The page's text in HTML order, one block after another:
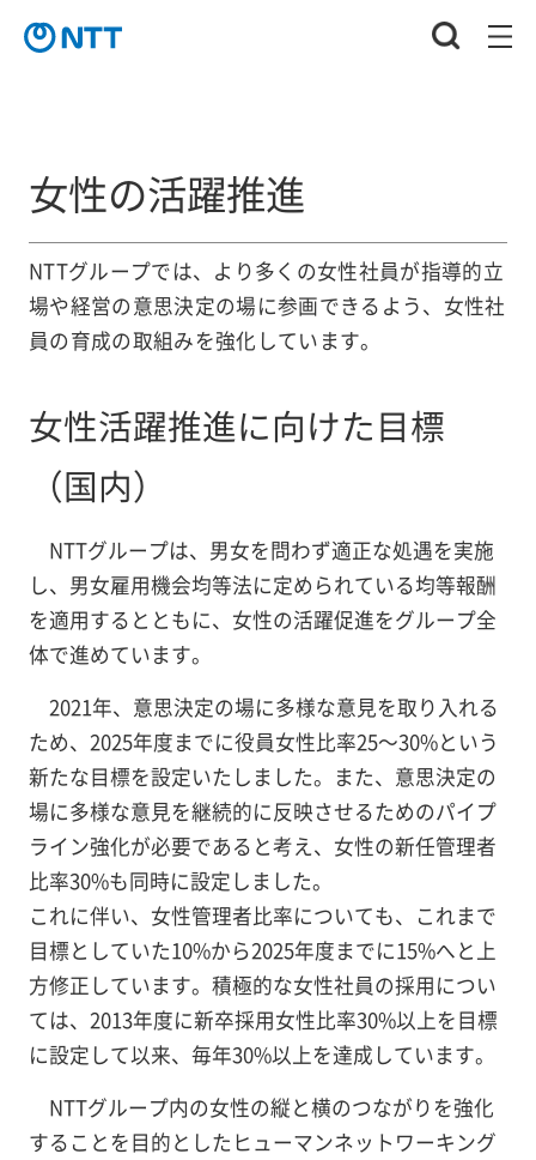
女性の活躍推進
NTTグループでは、より多くの女性社員が指導的立
場や経営の意思決定の場に参画できるよう、女性社
員の育成の取組みを強化しています。
女性活躍推進に向けた目標
（国内）
NTTグループは、男女を問わず適正な処遇を実施
し、男女雇用機会均等法に定められている均等報酬
を適用するとともに、女性の活躍促進をグループ全
体で進めています。
2021年、意思決定の場に多様な意見を取り入れる
ため、2025年度までに役員女性比率25～30%という
新たな目標を設定いたしました。また、意思決定の
場に多様な意見を継続的に反映させるためのパイプ
ライン強化が必要であると考え、女性の新任管理者
比率30%も同時に設定しました。
これに伴い、女性管理者比率についても、これまで
目標としていた10%から2025年度までに15%へと上
方修正しています。積極的な女性社員の採用につい
ては、2013年度に新卒採用女性比率30%以上を目標
に設定して以来、毎年30%以上を達成しています。
NTTグループ内の女性の縦と横のつながりを強化
することを目的としたヒューマンネットワーキング